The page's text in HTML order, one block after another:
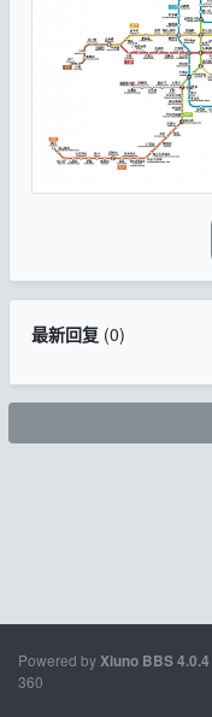
最新回复(0)
Powered byXiuno BBS4.0.4
360